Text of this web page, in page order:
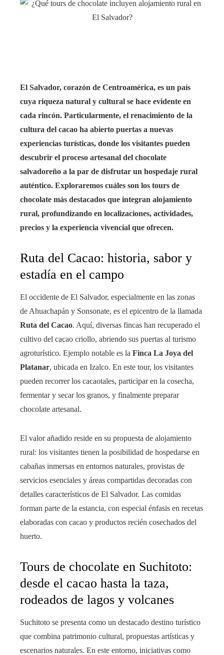
El Salvador, corazón de Centroamérica, es un país
cuya riqueza natural y cultural se hace evidente en
cada rincón. Particularmente, el renacimiento de la
cultura del cacao ha abierto puertas a nuevas
experiencias turísticas, donde los visitantes pueden
descubrir el proceso artesanal del chocolate
salvadoreño a la par de disfrutar un hospedaje rural
auténtico. Exploraremos cuáles son los tours de
chocolate más destacados que integran alojamiento
rural, profundizando en localizaciones, actividades,
precios y la experiencia vivencial que ofrecen.
Ruta del Cacao: historia, sabor y
estadía en el campo
El occidente de El Salvador, especialmente en las zonas
de Ahuachapán y Sonsonate, es el epicentro de la llamada
Ruta del Cacao. Aquí, diversas fincas han recuperado el
cultivo del cacao criollo, abriendo sus puertas al turismo
agroturístico. Ejemplo notable es la Finca La Joya del
Platanar, ubicada en Izalco. En este tour, los visitantes
pueden recorrer los cacaotales, participar en la cosecha,
fermentar y secar los granos, y finalmente preparar
chocolate artesanal.
El valor añadido reside en su propuesta de alojamiento
rural: los visitantes tienen la posibilidad de hospedarse en
cabañas inmersas en entornos naturales, provistas de
servicios esenciales y áreas compartidas decoradas con
detalles característicos de El Salvador. Las comidas
forman parte de la estancia, con especial énfasis en recetas
elaboradas con cacao y productos recién cosechados del
huerto.
Tours de chocolate en Suchitoto:
desde el cacao hasta la taza,
rodeados de lagos y volcanes
Suchitoto se presenta como un destacado destino turístico
que combina patrimonio cultural, propuestas artísticas y
escenarios naturales. En este entorno, iniciativas como